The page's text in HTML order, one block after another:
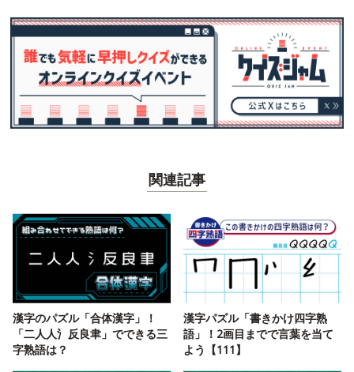
関連記事
漢字のパズル「合体漢字」！
「二人人氵反良聿」でできる三
字熟語は？
漢字パズル「書きかけ四字熟
語」！2画目までで言葉を当て
よう【111】